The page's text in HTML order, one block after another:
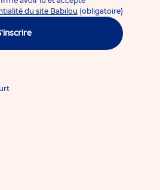
du site Babilou (obligatoire)